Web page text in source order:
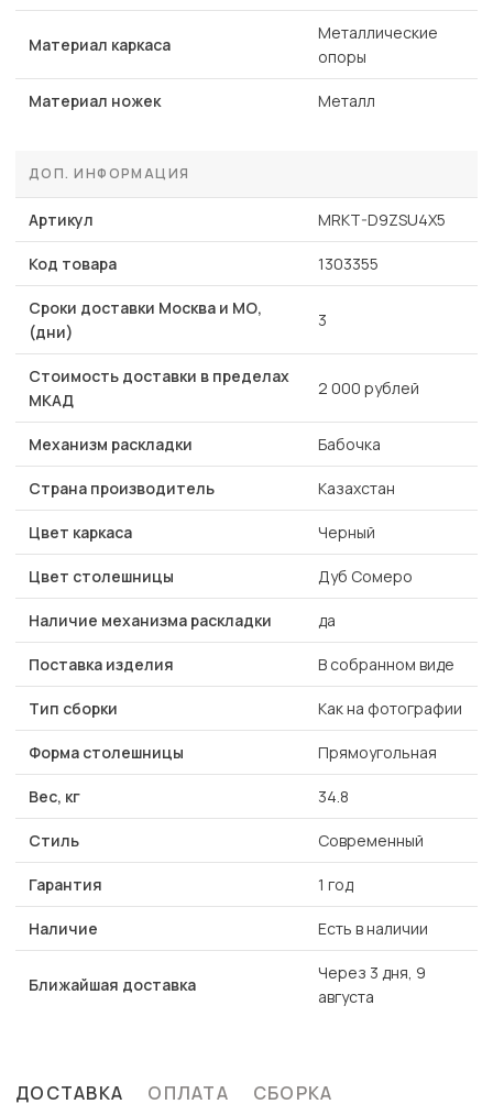
Материал каркаса
Металлические
опоры
Материал ножек Металл
ДОП. ИНФОРМАЦИЯ
Артикул MRKT-D9ZSU4X5
Код товара 1303355
Сроки доставки Москва и МО,
(дни)
3
Стоимость доставки в пределах
МКАД
2 000 рублей
Механизм раскладки Бабочка
Страна производитель Казахстан
Цвет каркаса Черный
Цвет столешницы Дуб Сомеро
Наличие механизма раскладки да
Поставка изделия В собранном виде
Тип сборки Как на фотографии
Форма столешницы Прямоугольная
Вес, кг 34.8
Стиль Современный
Гарантия 1 год
Наличие Есть в наличии
Ближайшая доставка
Через 3 дня, 9
августа
ДОСТАВКА ОПЛАТА СБОРКА